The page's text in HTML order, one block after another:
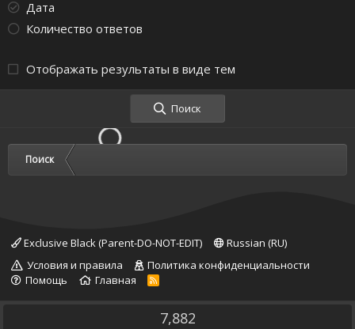
Дата
Количество ответов
Отображать результаты в виде тем
Поиск
Поиск
Exclusive Black (Parent-DO-NOT-EDIT)
Russian (RU)
Условия и правила
Политика конфиденциальности
Помощь
Главная
R
7,882